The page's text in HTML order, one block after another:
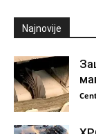
Najnovije